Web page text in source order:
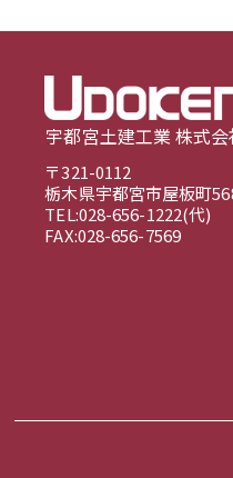
宇都宮土建工業 株式会
〒321-0112
栃木県宇都宮市屋板町
TEL:028-656-1222(代)
FAX:028-656-7569